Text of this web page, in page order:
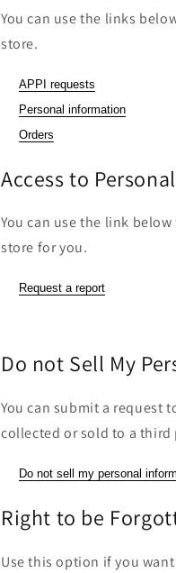
You can use the links
store.
APPI requests
Personal information
Orders
Access to
You can use the link
store for you.
Request a report
Do not Sell My
You can submit a request
collected or sold to a third
Do not sell my personal
Right to be
Use this option if you